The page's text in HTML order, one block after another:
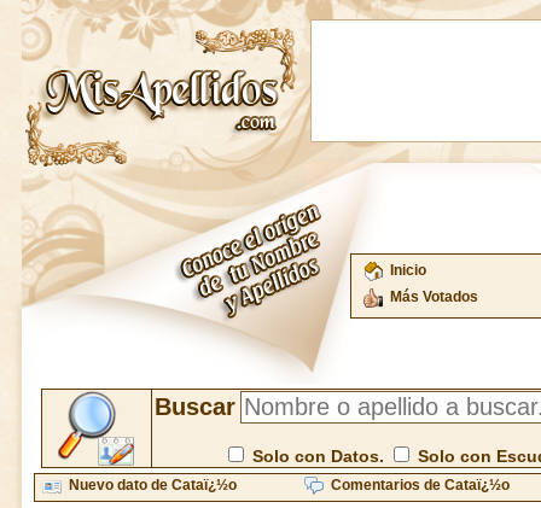
Inicio
Más Votados
Buscar
Solo con Datos. Solo con
Nuevo dato de Cataï¿½o Comentarios de Cataï¿½o